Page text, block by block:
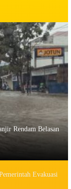
Rendam Belasan
Evakuasi